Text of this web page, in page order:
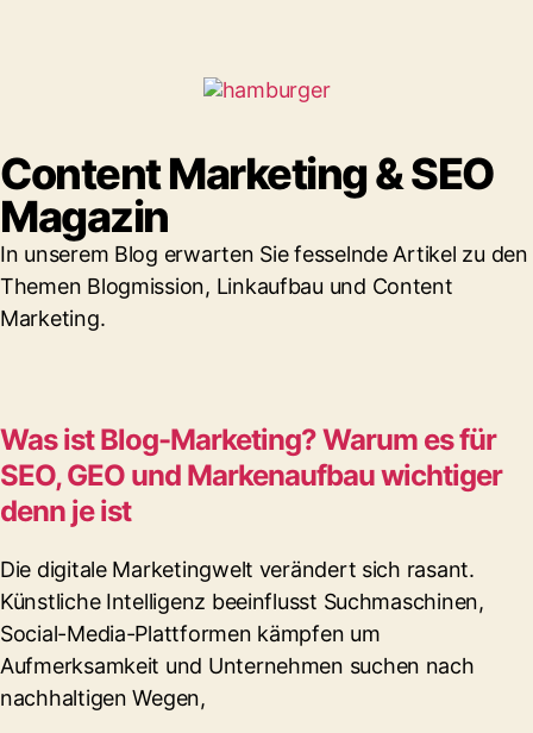
Content Marketing & SEO
Magazin
In unserem Blog erwarten Sie fesselnde Artikel zu den
Themen Blogmission, Linkaufbau und Content
Marketing.
Was ist Blog-Marketing? Warum es für
SEO, GEO und Markenaufbau wichtiger
denn je ist
Die digitale Marketingwelt verändert sich rasant.
Künstliche Intelligenz beeinflusst Suchmaschinen,
Social-Media-Plattformen kämpfen um
Aufmerksamkeit und Unternehmen suchen nach
nachhaltigen Wegen,